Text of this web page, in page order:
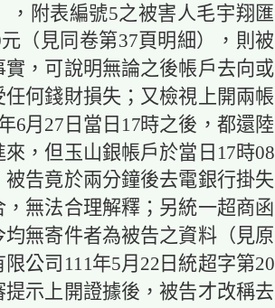
，附表編號5之被害人毛宇翔匯
（見同卷第37頁明細），則被
，可說明無論之後帳戶去向或
何錢財損失；又檢視上開兩帳
6月27日當日17時之後，都還陸
，但玉山銀帳戶於當日17時08
告竟於兩分鐘後去電銀行掛失
無法合理解釋；另統一超商函
無寄件者為被告之資料（見原
公司111年5月22日統超字第20
提示上開證據後，被告才改稱去